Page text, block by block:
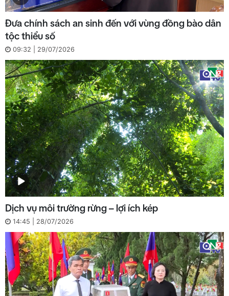
Đưa chính sách an sinh đến với vùng đồng bào dân
tộc thiểu số
09:32 | 29/07/2026
Dịch vụ môi trường rừng – lợi ích kép
14:45 | 28/07/2026